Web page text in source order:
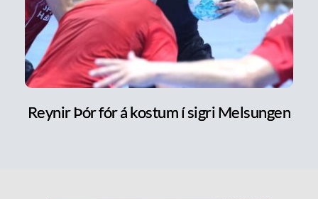
Reynir Þór fór á kostum í sigri Melsungen